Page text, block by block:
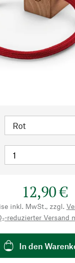
12,90 €
inkl. MwSt., zzgl.
reduzierter Versand
In den